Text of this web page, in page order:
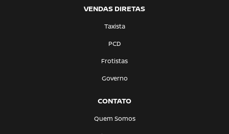
VENDAS DIRETAS
Taxista
PCD
Frotistas
Governo
CONTATO
Quem Somos